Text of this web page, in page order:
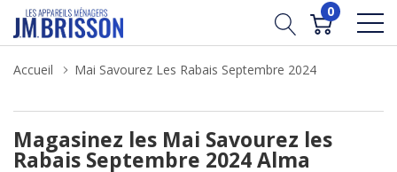
0
Accueil Mai Savourez Les Rabais Septembre 2024
Magasinez les Mai Savourez les
Rabais Septembre 2024 Alma